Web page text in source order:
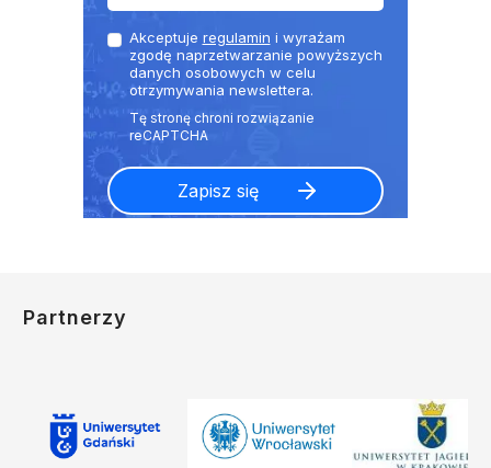
Akceptuje regulamin i wyrażam
zgodę naprzetwarzanie powyższych
danych osobowych w celu
otrzymywania newslettera.
Partnerzy